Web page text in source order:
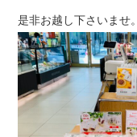
是非お越し下さいませ。